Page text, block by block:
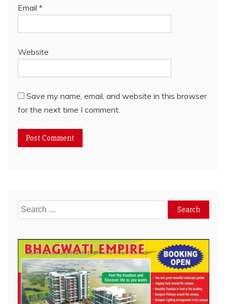
Email *
Website
Save my name, email, and website in this browser
for the next time I comment.
Search
for: